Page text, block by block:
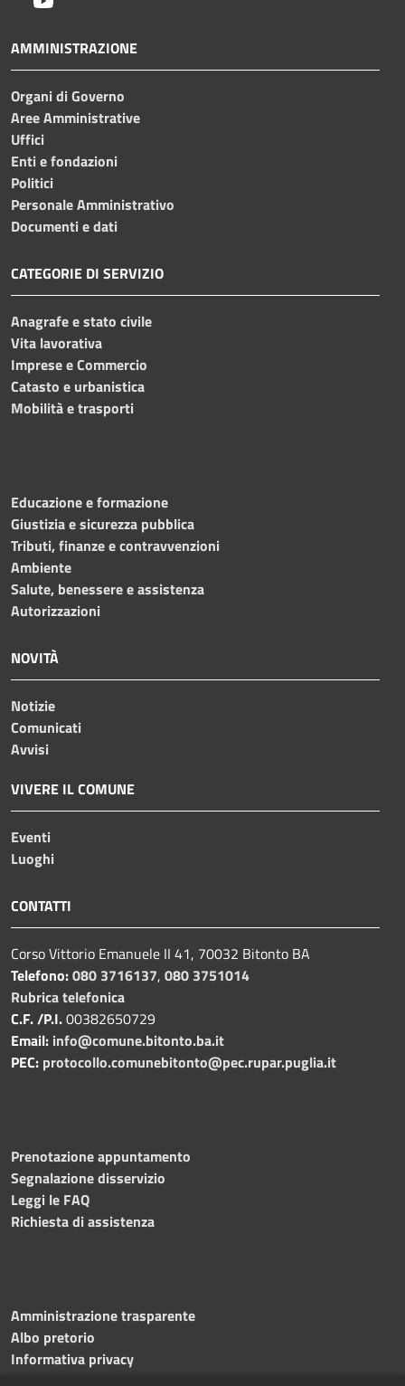
AMMINISTRAZIONE
Organi di Governo
Aree Amministrative
Uffici
Enti e fondazioni
Politici
Personale Amministrativo
Documenti e dati
CATEGORIE DI SERVIZIO
Anagrafe e stato civile
Vita lavorativa
Imprese e Commercio
Catasto e urbanistica
Mobilità e trasporti
Educazione e formazione
Giustizia e sicurezza pubblica
Tributi, finanze e contravvenzioni
Ambiente
Salute, benessere e assistenza
Autorizzazioni
NOVITÀ
Notizie
Comunicati
Avvisi
VIVERE IL COMUNE
Eventi
Luoghi
CONTATTI
Corso Vittorio Emanuele II 41, 70032 Bitonto BA
Telefono:080 3716137, 080 3751014
Rubrica telefonica
C.F. /P.I.00382650729
Email: info@comune.bitonto.ba.it
PEC: protocollo.comunebitonto@pec.rupar.puglia.it
Prenotazione appuntamento
Segnalazione disservizio
Leggi le FAQ
Richiesta di assistenza
Amministrazione trasparente
Albo pretorio
Informativa privacy